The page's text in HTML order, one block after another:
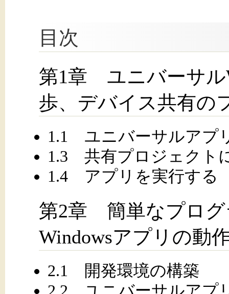
目次
第1章 ユニバーサル
歩、デバイス共有の
1.1 ユニバーサルアプ
1.3 共有プロジェクト
1.4 アプリを実行する
第2章 簡単なプログ
Windowsアプリの動
2.1 開発環境の構築